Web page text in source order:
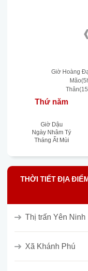
Giờ Hoàng
Thứ năm
Giờ Dậu
Ngày Nhâm Tý
Tháng Ất Mùi
THỜI TIẾT ĐỊA
Thị trấn Yên Ninh
Xã Khánh Phú